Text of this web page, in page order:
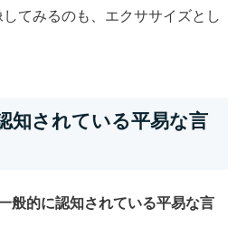
てみるのも、エクササイズとし
知されている平易な言
一般的に認知されている平易な言